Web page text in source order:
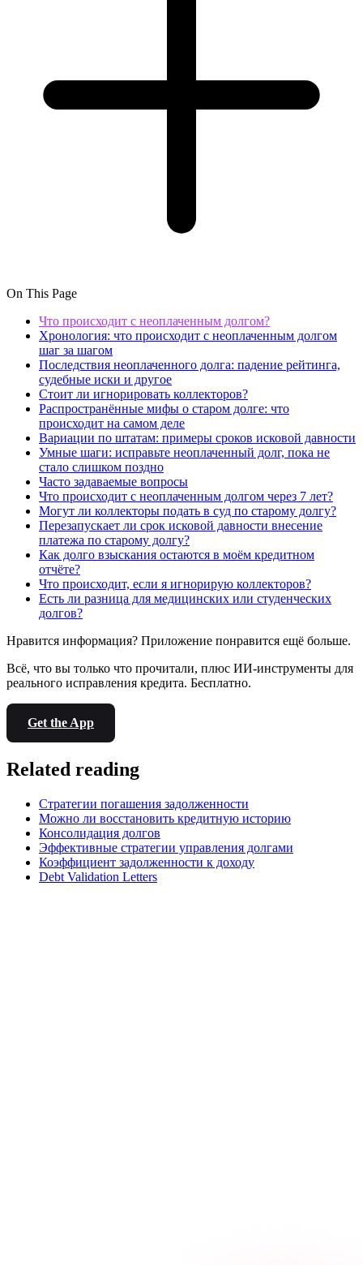
On This Page
Что происходит с неоплаченным долгом?
Хронология: что происходит с неоплаченным долгом
шаг за шагом
Последствия неоплаченного долга: падение рейтинга,
судебные иски и другое
Стоит ли игнорировать коллекторов?
Распространённые мифы о старом долге: что
происходит на самом деле
Вариации по штатам: примеры сроков исковой давности
Умные шаги: исправьте неоплаченный долг, пока не
стало слишком поздно
Часто задаваемые вопросы
Что происходит с неоплаченным долгом через 7 лет?
Могут ли коллекторы подать в суд по старому долгу?
Перезапускает ли срок исковой давности внесение
платежа по старому долгу?
Как долго взыскания остаются в моём кредитном
отчёте?
Что происходит, если я игнорирую коллекторов?
Есть ли разница для медицинских или студенческих
долгов?
Нравится информация? Приложение понравится ещё больше.
Всё, что вы только что прочитали, плюс ИИ-инструменты для
реального исправления кредита. Бесплатно.
Get the App
Related reading
Стратегии погашения задолженности
Можно ли восстановить кредитную историю
Консолидация долгов
Эффективные стратегии управления долгами
Коэффициент задолженности к доходу
Debt Validation Letters